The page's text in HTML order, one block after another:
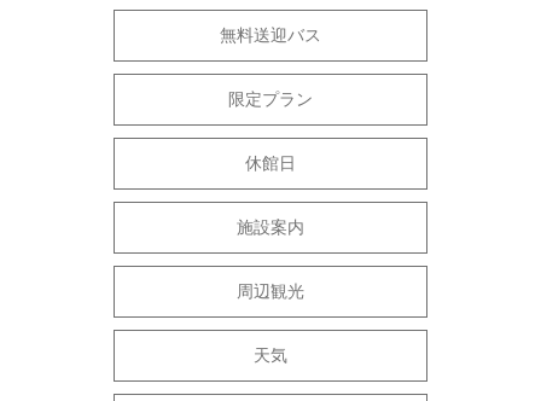
無料送迎バス
限定プラン
休館日
施設案内
周辺観光
天気